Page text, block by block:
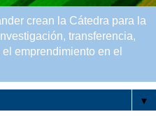
crean la Cátedra para la
transferencia,
emprendimiento en el
▼